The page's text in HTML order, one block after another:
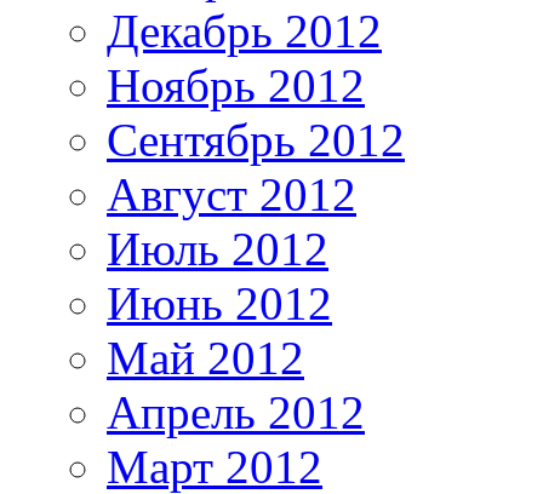
Декабрь 2012
Ноябрь 2012
Сентябрь 2012
Август 2012
Июль 2012
Июнь 2012
Май 2012
Апрель 2012
Март 2012